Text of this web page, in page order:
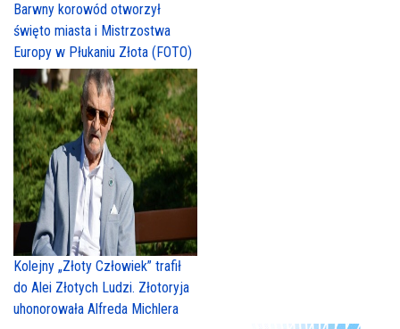
Barwny korowód otworzył
święto miasta i Mistrzostwa
Europy w Płukaniu Złota (FOTO)
Kolejny „Złoty Człowiek” trafił
do Alei Złotych Ludzi. Złotoryja
uhonorowała Alfreda Michlera